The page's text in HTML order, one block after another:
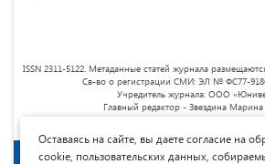
ISSN 2311-5122. Метаданные статей журнала
Св-во о регистрации СМИ: ЭЛ № ФС77-
Учредитель журнала: ООО
Главный редактор - Звездина
Авторам
Оставаясь на сайте, вы даете согласие на
cookie, пользовательских данных,